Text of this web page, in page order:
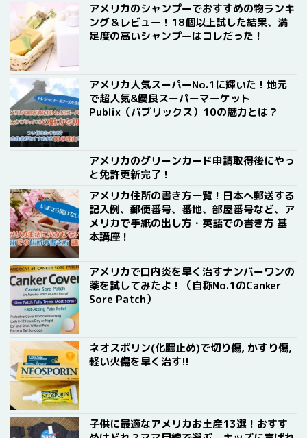
アメリカのシャンプーでおすすめの物ランキ
ング＆レビュー！18個以上試した結果、満
足度の高いシャンプーはコレだった！
アメリカ人気スーパーNo.1に輝いた！地元
で超人気&優良スーパーマーケット
Publix（パブリックス）10の魅力とは？
アメリカのグリーンカード申請取得後にやっ
と免許更新完了！
アメリカ住所の書き方一覧！日本へ郵送する
記入例、郵便番号、番地、部屋番号など、ア
メリカで手紙の出し方・英語での書き方 基
本講座！
アメリカで口内炎を早く治すナンバーワンの
薬を試してみたよ！（自称No.1のCanker
Sore Patch）
ネオスポリン(化膿止め)で切り傷, かすり傷,
軽い火傷を早く治す!!
子供に最適なアメリカお土産13選！おすす